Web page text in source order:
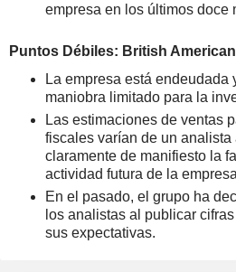
empresa en los últimos doce
Puntos Débiles: British
La empresa está endeudada
maniobra limitado para la
Las estimaciones de ventas
fiscales varían de un analista
claramente de manifiesto la
actividad futura de la
En el pasado, el grupo ha
los analistas al publicar
sus expectativas.